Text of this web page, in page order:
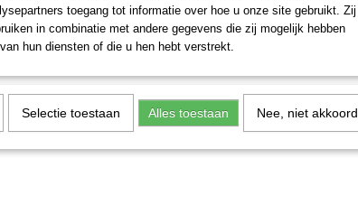
toegang tot informatie over hoe u onze site gebruikt. Zij
in combinatie met andere gegevens die zij mogelijk hebben
hun diensten of die u hen hebt verstrekt.
Selectie toestaan Alles toestaan Nee, niet akkoord